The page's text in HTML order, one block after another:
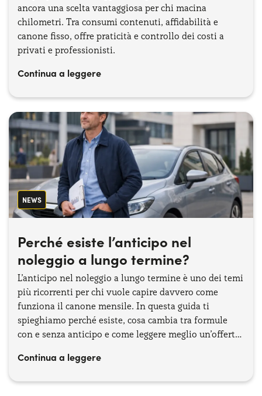
ancora una scelta vantaggiosa per chi macina
chilometri. Tra consumi contenuti, affidabilità e
canone fisso, offre praticità e controllo dei costi a
privati e professionisti.
Continua a leggere
NEWS
Perché esiste l’anticipo nel
noleggio a lungo termine?
L’anticipo nel noleggio a lungo termine è uno dei temi
più ricorrenti per chi vuole capire davvero come
funziona il canone mensile. In questa guida ti
spieghiamo perché esiste, cosa cambia tra formule
con e senza anticipo e come leggere meglio un’offerta,
Continua a leggere